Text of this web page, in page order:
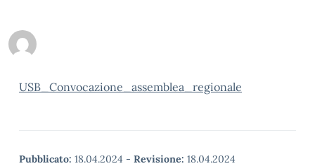
USB_Convocazione_assemblea_regionale
Pubblicato: 18.04.2024 - Revisione: 18.04.2024